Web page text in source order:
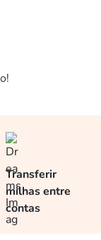
Transferir
milhas entre
contas